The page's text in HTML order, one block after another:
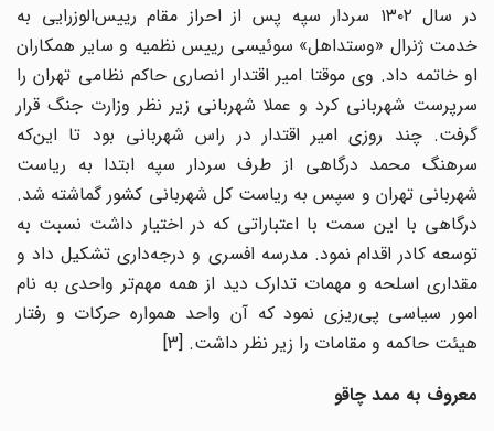
در سال ۱۳۰۲ سردار سپه پس از احراز مقام رییس‌الوزرایی به
خدمت ژنرال «وستداهل» سوئیسی رییس نظمیه و سایر همکاران
او خاتمه داد. وی موقتا امیر اقتدار انصاری حاکم نظامی‌ تهران را
سرپرست شهربانی کرد و عملا شهربانی زیر نظر وزارت جنگ قرار
گرفت. چند روزی امیر اقتدار در راس شهربانی بود تا این‌که
سرهنگ محمد درگاهی از طرف سردار سپه ابتدا به ریاست
شهربانی تهران و سپس به ریاست کل شهربانی کشور گماشته شد.
درگاهی با این سمت با اعتباراتی که در اختیار داشت نسبت به
توسعه کادر اقدام نمود. مدرسه افسری و درجه‌داری تشکیل داد و
مقداری اسلحه و مهمات تدارک دید از همه مهم‌تر واحدی به نام
امور سیاسی پی‌ریزی نمود که آن واحد همواره حرکات و رفتار
هیئت حاکمه و مقامات را زیر نظر داشت. [3]
معروف به ممد چاقو